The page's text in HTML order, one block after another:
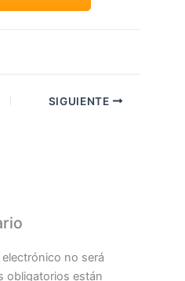
SIGUIENTE
no será
obligatorios están